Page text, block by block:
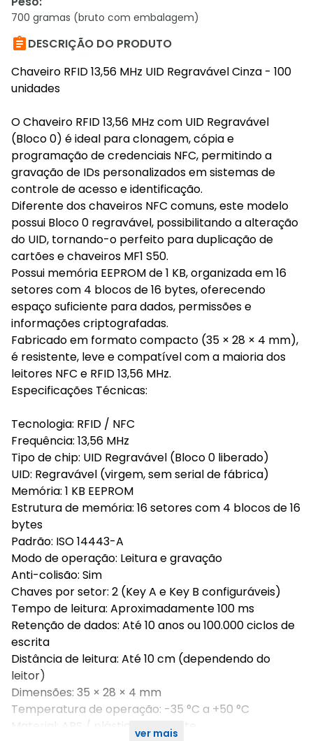
700 gramas (bruto com embalagem)
DESCRIÇÃO DO PRODUTO
Chaveiro RFID 13,56 MHz UID Regravável Cinza - 100
unidades
O Chaveiro RFID 13,56 MHz com UID Regravável
(Bloco 0) é ideal para clonagem, cópia e
programação de credenciais NFC, permitindo a
gravação de IDs personalizados em sistemas de
controle de acesso e identificação.
Diferente dos chaveiros NFC comuns, este modelo
possui Bloco 0 regravável, possibilitando a alteração
do UID, tornando-o perfeito para duplicação de
cartões e chaveiros MF1 S50.
Possui memória EEPROM de 1 KB, organizada em 16
setores com 4 blocos de 16 bytes, oferecendo
espaço suficiente para dados, permissões e
informações criptografadas.
Fabricado em formato compacto (35 × 28 × 4 mm),
é resistente, leve e compatível com a maioria dos
leitores NFC e RFID 13,56 MHz.
Especificações Técnicas:
Tecnologia: RFID / NFC
Frequência: 13,56 MHz
Tipo de chip: UID Regravável (Bloco 0 liberado)
UID: Regravável (virgem, sem serial de fábrica)
Memória: 1 KB EEPROM
Estrutura de memória: 16 setores com 4 blocos de 16
bytes
Padrão: ISO 14443-A
Modo de operação: Leitura e gravação
Anti-colisão: Sim
Chaves por setor: 2 (Key A e Key B configuráveis)
Tempo de leitura: Aproximadamente 100 ms
Retenção de dados: Até 10 anos ou 100.000 ciclos de
escrita
Distância de leitura: Até 10 cm (dependendo do
leitor)
Dimensões: 35 × 28 × 4 mm
Temperatura de operação: -35 °C a +50 °C
Material: ABS / plástico resistente
ver mais